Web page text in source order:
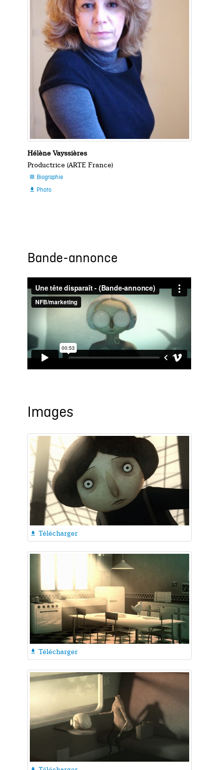
Hélène Vayssières
Productrice (ARTE France)
 Biographie
 Photo
Bande-annonce
Images
 Télécharger
 Télécharger